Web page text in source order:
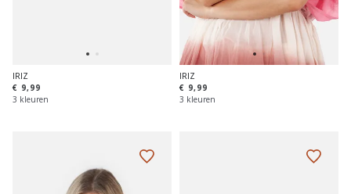
IRIZ
€ 9,99
3 kleuren
IRIZ
€ 9,99
3 kleuren